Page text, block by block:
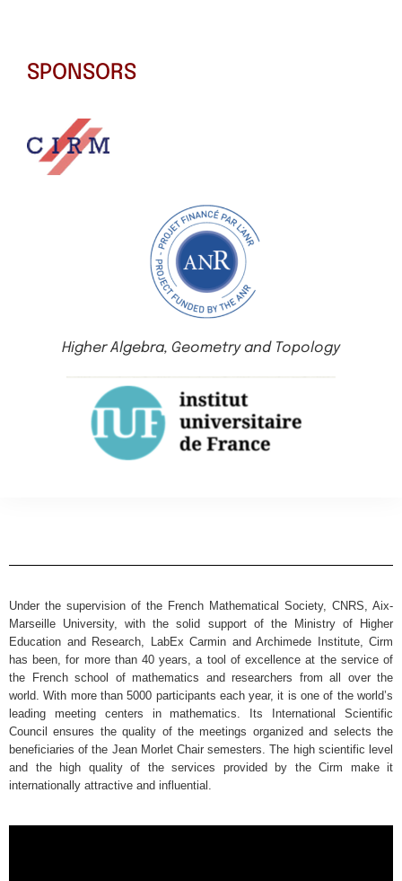
SPONSORS
Higher Algebra, Geometry and Topology
Under the supervision of the French Mathematical Society, CNRS, Aix-
Marseille University, with the solid support of the Ministry of Higher
Education and Research, LabEx Carmin and Archimede Institute, Cirm
has been, for more than 40 years, a tool of excellence at the service of
the French school of mathematics and researchers from all over the
world. With more than 5000 participants each year, it is one of the world’s
leading meeting centers in mathematics. Its International Scientific
Council ensures the quality of the meetings organized and selects the
beneficiaries of the Jean Morlet Chair semesters. The high scientific level
and the high quality of the services provided by the Cirm make it
internationally attractive and influential.